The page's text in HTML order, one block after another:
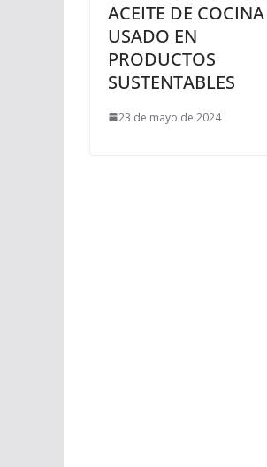
ACEITE DE COCINA
USADO EN
PRODUCTOS
SUSTENTABLES
23 de mayo de 2024